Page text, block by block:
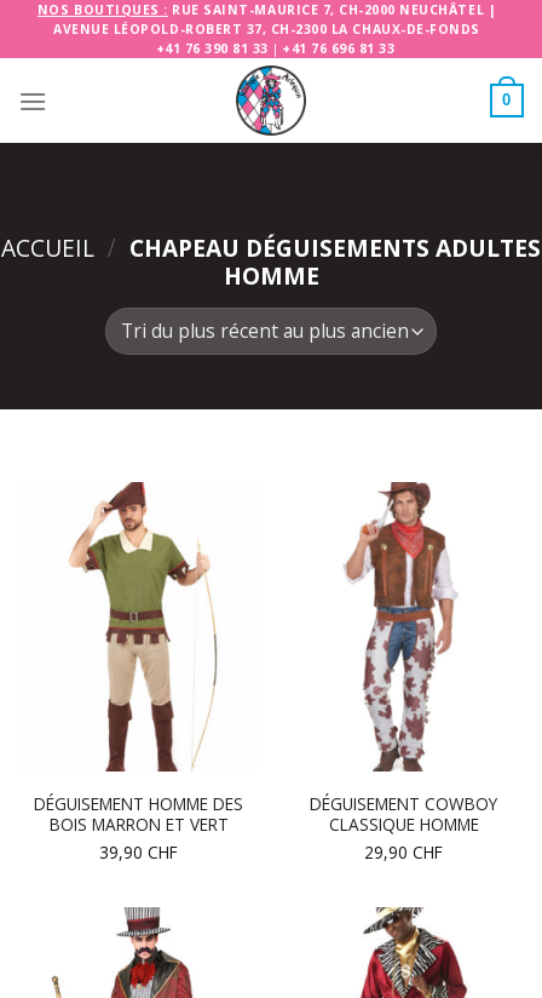
NOS BOUTIQUES : RUE SAINT-MAURICE 7, CH-2000 NEUCHÂTEL |
AVENUE LÉOPOLD-ROBERT 37, CH-2300 LA CHAUX-DE-FONDS
+41 76 390 81 33 | +41 76 696 81 33
0
ACCUEIL / CHAPEAU DÉGUISEMENTS ADULTES
HOMME
DÉGUISEMENT HOMME DES
BOIS MARRON ET VERT
39,90 CHF
DÉGUISEMENT COWBOY
CLASSIQUE HOMME
29,90 CHF